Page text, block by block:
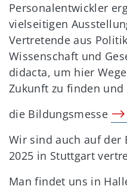
Personalentwickler
vielseitigen
Vertretende aus
Wissenschaft und
didacta, um hier
Zukunft zu finden und
die Bildungsmesse
Wir sind auch auf der
2025 in Stuttgart
Man findet uns in